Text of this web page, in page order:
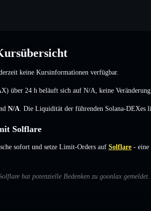
keine Kursinformationen verfügbar.
über 24 h beläuft sich auf N/A keine Veränderung
N/A . Die Liquidität der führenden Solana-DEXes
Solflare
sofort und setze Limit-Orders auf Solflare - eine
hat potenzielle Bedenken zu goonlax